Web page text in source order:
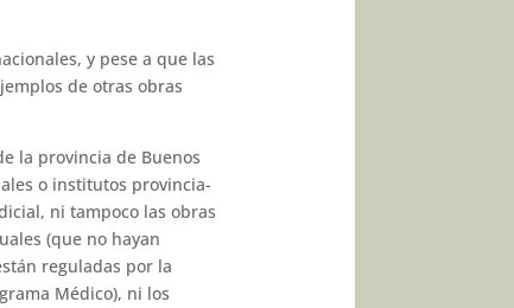
y pese a que las
de otras obras
la provincia de Buenos
o institutos provincia­
ni tampoco las obras
(que no hayan
reguladas por la
Médico), ni los